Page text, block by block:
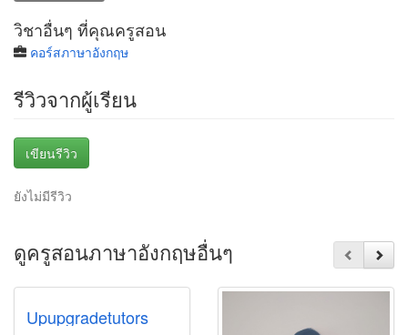
วิชาอื่นๆ ที่คุณครูสอน
คอร์สภาษาอังกฤษ
รีวิวจากผู้เรียน
เขียนรีวิว
ยังไม่มีรีวิว
ดูครูสอนภาษาอังกฤษอื่นๆ
Upupgradetutors